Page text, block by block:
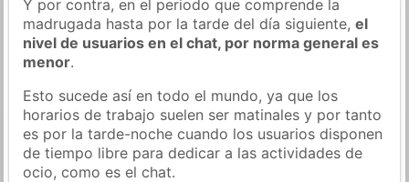
Y por contra, en el periodo que comprende la
madrugada hasta por la tarde del día siguiente,el
nivel de usuarios en el chat, por norma general es
menor.
Esto sucede así en todo el mundo, ya que los
horarios de trabajo suelen ser matinales y por tanto
es por la tarde-noche cuando los usuarios disponen
de tiempo libre para dedicar a las actividades de
ocio, como es el chat.